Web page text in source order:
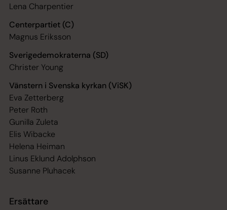
Lena Charpentier
Centerpartiet (C)
Magnus Eriksson
Sverigedemokraterna (SD)
Christer Young
Vänstern i Svenska kyrkan (ViSK)
Eva Zetterberg
Peter Roth
Gunilla Zuleta
Elis Wibacke
Helena Heiman
Linus Eklund Adolphson
Susanne Pluhacek
Ersättare